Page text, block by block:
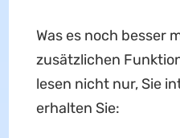
Was es noch besser
zusätzlichen
lesen nicht nur, Sie
erhalten Sie: